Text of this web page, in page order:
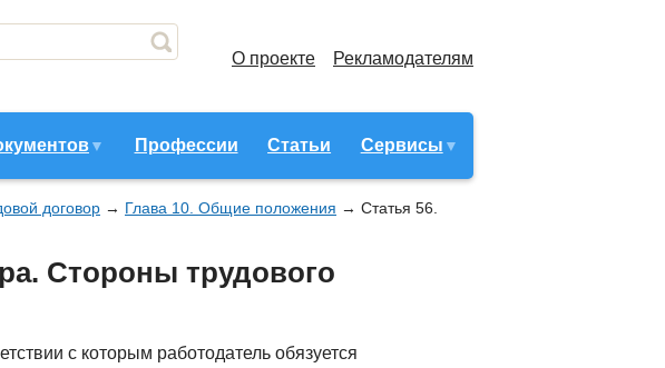
О проекте Рекламодателям
Профессии Статьи Сервисы
договор → Глава 10. Общие положения → Статья 56.
Стороны трудового
с которым работодатель обязуется